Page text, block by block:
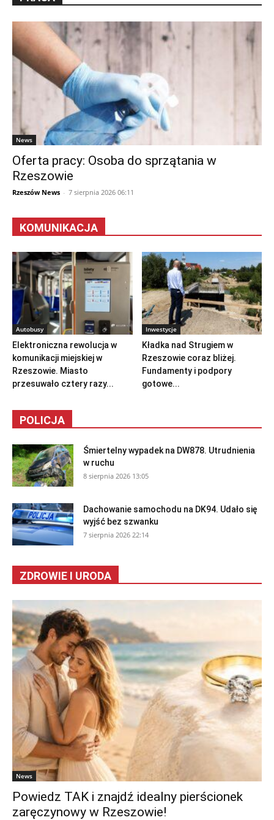
News
Oferta pracy: Osoba do sprzątania w
Rzeszowie
Rzeszów News - 7 sierpnia 2026 06:11
KOMUNIKACJA
Autobusy
Elektroniczna rewolucja w
komunikacji miejskiej w
Rzeszowie. Miasto
przesuwało cztery razy...
Inwestycje
Kładka nad Strugiem w
Rzeszowie coraz bliżej.
Fundamenty i podpory
gotowe...
POLICJA
Śmiertelny wypadek na DW878. Utrudnienia
w ruchu
8 sierpnia 2026 13:05
Dachowanie samochodu na DK94. Udało się
wyjść bez szwanku
7 sierpnia 2026 22:14
ZDROWIE I URODA
News
Powiedz TAK i znajdź idealny pierścionek
zaręczynowy w Rzeszowie!